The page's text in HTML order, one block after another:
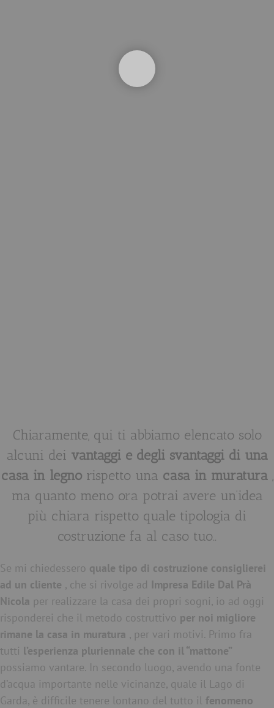
Chiaramente, qui ti abbiamo elencato solo
alcuni dei vantaggi e degli svantaggi di una
casa in legno rispetto una casa in muratura ,
ma quanto meno ora potrai avere un’idea
più chiara rispetto quale tipologia di
costruzione fa al caso tuo..
Se mi chiedessero quale tipo di costruzione consiglierei
ad un cliente , che si rivolge ad Impresa Edile Dal Prà
Nicola per realizzare la casa dei propri sogni, io ad oggi
risponderei che il metodo costruttivo per noi migliore
rimane la casa in muratura , per vari motivi. Primo fra
tutti l’esperienza pluriennale che con il “mattone”
possiamo vantare. In secondo luogo, avendo una fonte
d’acqua importante nelle vicinanze, quale il Lago di
Garda, è difficile tenere lontano del tutto il fenomeno